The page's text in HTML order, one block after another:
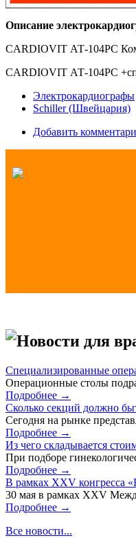
Описание
CARDIOVIT АТ-104PC
CARDIOVIT АТ-104PC
Электрокардиографы
Schiller (Швейцария)
Добавить
Новости для
Специализированные
Операционные столы
Подробнее →
Сколько секций должно
Сегодня на рынке
Подробнее →
Из чего складывается
При подборе
Подробнее →
В рамках XXV конгресса
30 мая в рамках XXV
Подробнее →
Все новости...